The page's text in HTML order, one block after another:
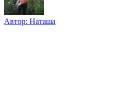
Автор: Наташа